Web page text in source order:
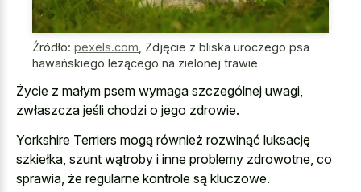
Źródło: pexels.com Zdjęcie z bliska uroczego psa
hawańskiego leżącego na zielonej trawie
Życie z małym psem wymaga szczególnej uwagi,
zwłaszcza jeśli chodzi o jego zdrowie.
Yorkshire Terriers mogą również rozwinąć luksację
szkiełka, szunt wątroby i inne problemy zdrowotne, co
sprawia, że regularne kontrole są kluczowe.